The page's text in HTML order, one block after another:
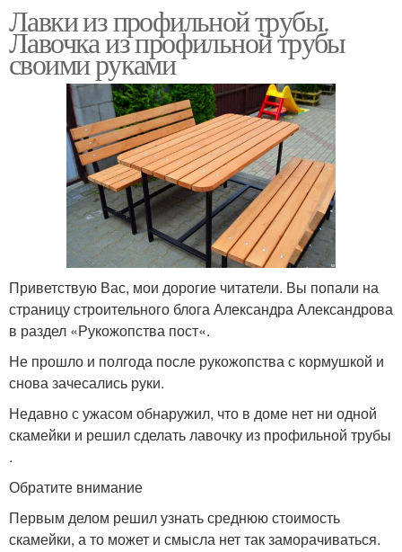
Лавки из профильной трубы.
Лавочка из профильной трубы
своими руками
Приветствую Вас, мои дорогие читатели. Вы попали на
страницу строительного блога Александра Александрова
в раздел «Рукожопства пост«.
Не прошло и полгода после рукожопства с кормушкой и
снова зачесались руки.
Недавно с ужасом обнаружил, что в доме нет ни одной
скамейки и решил сделать лавочку из профильной трубы
.
Обратите внимание
Первым делом решил узнать среднюю стоимость
скамейки, а то может и смысла нет так заморачиваться.